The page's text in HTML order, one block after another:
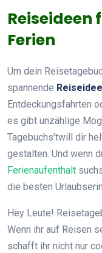
Reiseideen
Ferien
Um dein
spannende
Entdeckungsfahrten
es gibt unzählige
Tagebuchs’twill dir
gestalten. Und wenn
Ferienaufenthalt
die besten
Hey Leute!
Wenn ihr auf Reisen
schafft ihr nicht nur